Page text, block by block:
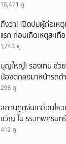
16,471 ดู
ถึงว่า! เปิดปมผู้ก่อเห
แรก ก่อนเกิดเหตุสะเ
1,743 ดู
บุญใหญ่! รองเทน ช่วย
น้องตกลงมาหน้ารถต
298 ดู
สถานทูตจีนเคลื่อนไหว
ขวัญ ใน รร.เทพศิรินท
412 ดู